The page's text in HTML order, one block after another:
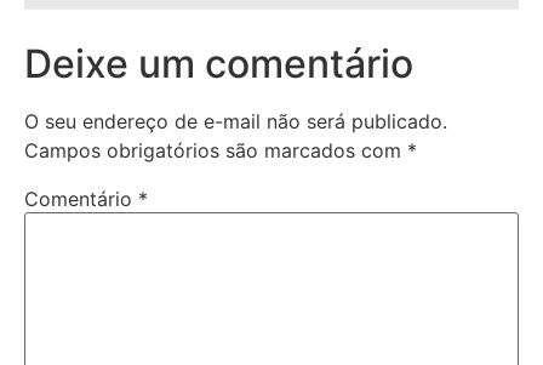
Deixe um comentário
O seu endereço de e-mail não será publicado.
Campos obrigatórios são marcados com *
Comentário *